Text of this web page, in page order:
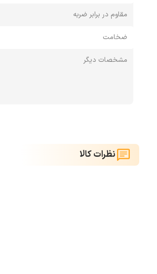
مقاوم در برابر ضربه
ضخامت
مشخصات دیگر
نظرات کالا